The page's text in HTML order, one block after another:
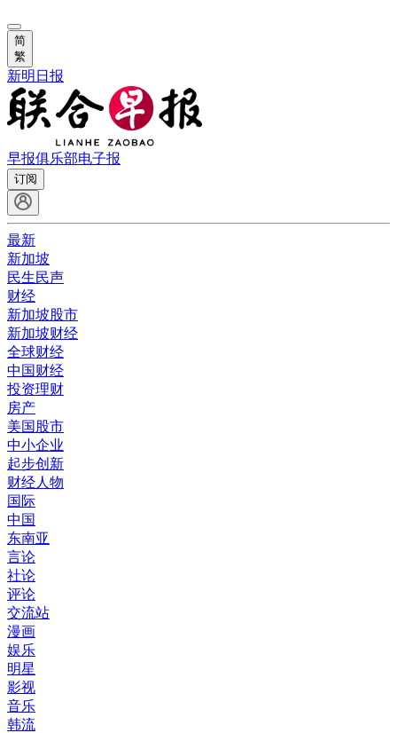
简
繁
新明日报
早报俱乐部电子报
订阅
最新
新加坡
民生民声
财经
新加坡股市
新加坡财经
全球财经
中国财经
投资理财
房产
美国股市
中小企业
起步创新
财经人物
国际
中国
东南亚
言论
社论
评论
交流站
漫画
娱乐
明星
影视
音乐
韩流